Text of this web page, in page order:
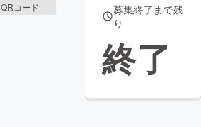
QRコード
募集終了まで残
り
終了